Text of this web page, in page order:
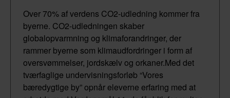
Over 70% af verdens CO2-udledning kommer fra
byerne. CO2-udledningen skaber
globalopvarmning og klimaforandringer, der
rammer byerne som klimaudfordringer i form af
oversvømmelser, jordskælv og orkaner.Med det
tværfaglige undervisningsforløb “Vores
bæredygtige by” opnår eleverne erfaring med at